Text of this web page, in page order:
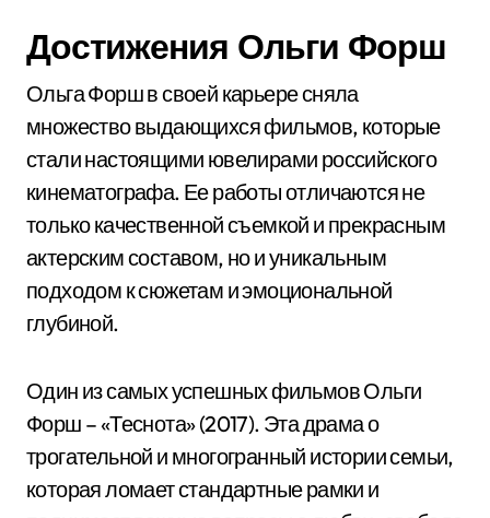
Достижения Ольги Форш
Ольга Форш в своей карьере сняла
множество выдающихся фильмов, которые
стали настоящими ювелирами российского
кинематографа. Ее работы отличаются не
только качественной съемкой и прекрасным
актерским составом, но и уникальным
подходом к сюжетам и эмоциональной
глубиной.
Один из самых успешных фильмов Ольги
Форш – «Теснота» (2017). Эта драма о
трогательной и многогранный истории семьи,
которая ломает стандартные рамки и